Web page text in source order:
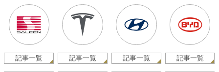
記事一覧 記事一覧 記事一覧 記事一覧